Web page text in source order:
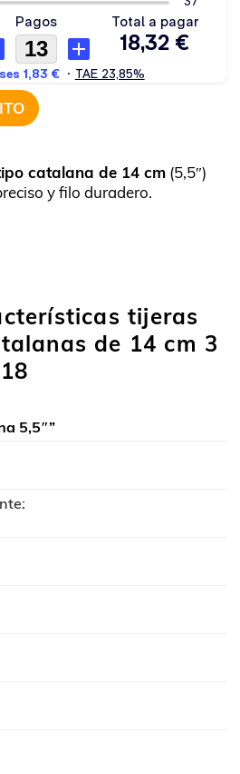
catalana de 14 cm (5,5″)
y filo duradero.
tijeras
de 14 cm 3
5,5″”